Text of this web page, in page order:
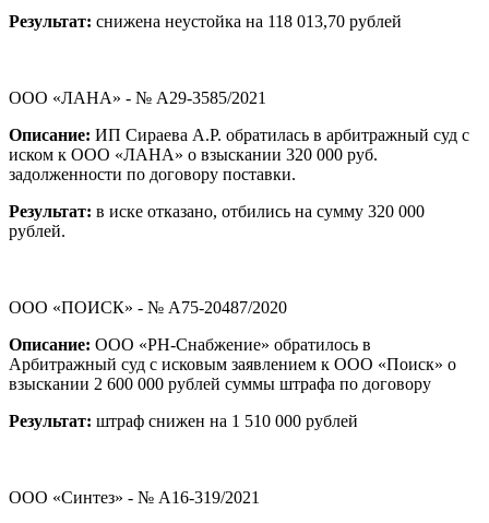
Результат: снижена неустойка на 118 013,70 рублей
ООО «ЛАНА» - № А29-3585/2021
Описание: ИП Сираева А.Р. обратилась в арбитражный суд с
иском к ООО «ЛАНА» о взыскании 320 000 руб.
задолженности по договору поставки.
Результат: в иске отказано, отбились на сумму 320 000
рублей.
ООО «ПОИСК» - № А75-20487/2020
Описание: ООО «РН-Снабжение» обратилось в
Арбитражный суд с исковым заявлением к ООО «Поиск» о
взыскании 2 600 000 рублей суммы штрафа по договору
Результат: штраф снижен на 1 510 000 рублей
ООО «Синтез» - № А16-319/2021